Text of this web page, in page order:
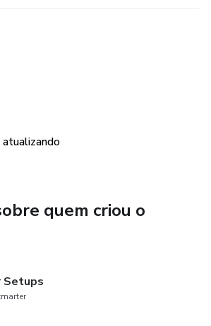
for McLaren 720s EVO for all
Competizione.
quem criou o
Setups